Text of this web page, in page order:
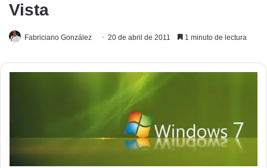
Vista
Fabriciano González 20 de abril de 2011 1 minuto de lectura